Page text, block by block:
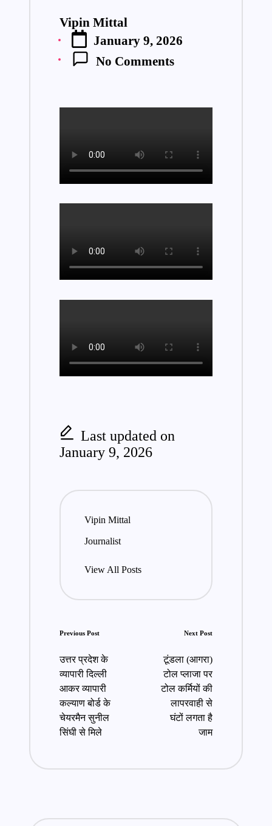
Posted
by
Vipin Mittal
January 9, 2026
No Comments
Last updated on
January 9, 2026
Vipin Mittal
Journalist
View All Posts
Post
navigation
Previous Post
उत्तर प्रदेश के
व्यापारी दिल्ली
आकर व्यापारी
कल्याण बोर्ड के
चेयरमैन सुनील
सिंघी से मिले
Next Post
टूंडला (आगरा)
टोल प्लाजा पर
टोल कर्मियों की
लापरवाही से
घंटों लगता है
जाम